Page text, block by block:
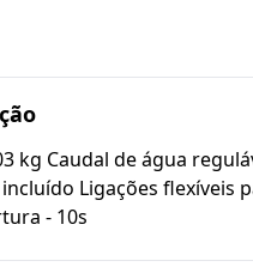
kg Caudal de água
Ligações flexíveis
- 10s